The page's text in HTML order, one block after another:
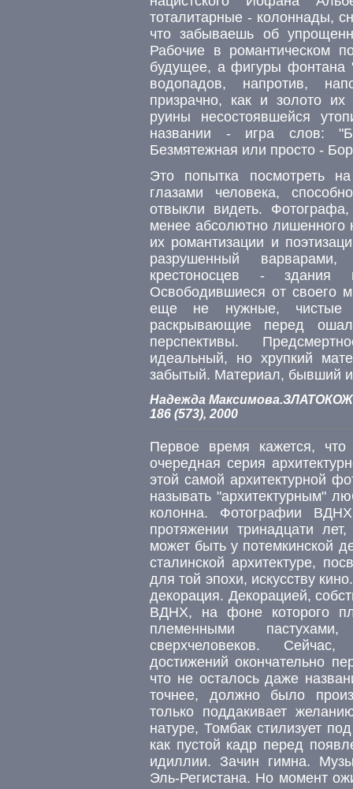
тоталитарные - колоннады,
что забываешь об
Рабочие в романтическом
будущее, а фигуры фонтана
водопадов, напротив,
призрачно, как и золото
руины несостоявшейся
названии - игра слов:
Безмятежная или просто -
Это попытка посмотреть
глазами человека,
отвыкли видеть.
менее абсолютно лишенного
их романтизации и
разрушенный
крестоносцев - здания
Освободившиеся от своего
еще не нужные, чистые
раскрывающие перед
перспективы.
идеальный, но хрупкий
забытый. Материал, бывший
Надежда
186 (573), 2000
Первое время кажется,
очередная серия
этой самой архитектурной
называть "архитектурным"
колонна. Фотографии
протяжении тринадцати
может быть у потемкинской
сталинской архитектуре,
для той эпохи, искусству
декорация. Декорацией,
ВДНХ, на фоне которого
племенными
сверхчеловеков.
достижений окончательно
что не осталось даже
точнее, должно было
только поддакивает
натуре, Томбак стилизует
как пустой кадр перед
идиллии. Зачин гимна.
Эль-Регистана. Но момент